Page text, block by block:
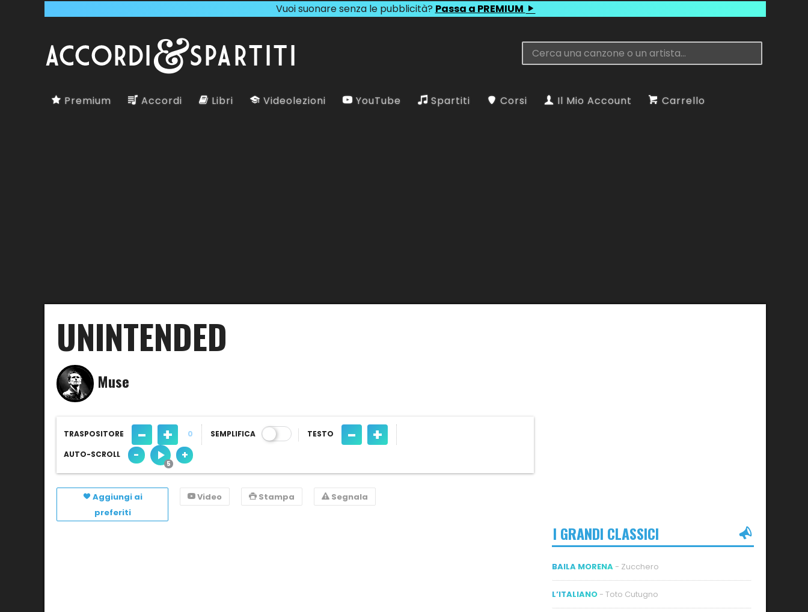
Vuoi suonare senza le pubblicità? Passa a PREMIUM
Premium Accordi Libri Videolezioni YouTube Spartiti Corsi Il Mio Account Carrello
UNINTENDED
Muse
TRASPOSITORE - + 0 SEMPLIFICA TESTO - +
AUTO-SCROLL - +
Aggiungi ai
preferiti
Video Stampa Segnala
I GRANDI CLASSICI
BAILA MORENA - Zucchero
L’ITALIANO - Toto Cutugno